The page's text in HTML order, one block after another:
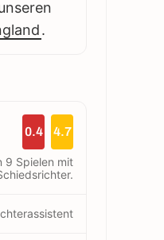
.
0.4 4.7
9 Spielen mit